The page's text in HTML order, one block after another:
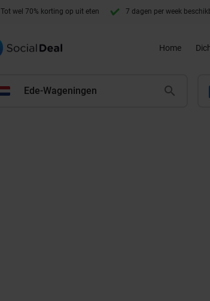
Tot wel 70% korting op uit eten 7 dagen per week
Home
Ede-Wageningen